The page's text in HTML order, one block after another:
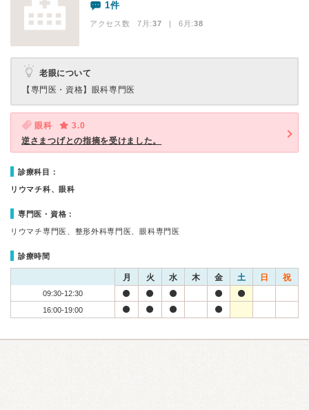
1件
アクセス数 7月:37 | 6月:38
老眼について
【専門医・資格】 眼科専門医
眼科
3.0
逆さまつげとの指摘を受けました。
診療科目：
リウマチ科、眼科
専門医・資格：
リウマチ専門医、整形外科専門医、眼科専門医
診療時間
月 火 水 木 金 土 日 祝
09:30-12:30
16:00-19:00